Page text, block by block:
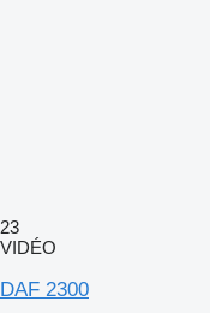
23
VIDÉO
DAF 2300